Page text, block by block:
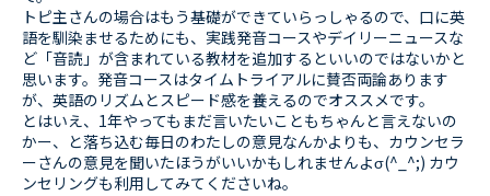
トピ主さんの場合はもう基礎ができていらっしゃるので、口に英
語を馴染ませるためにも、実践発音コースやデイリーニュースな
ど「音読」が含まれている教材を追加するといいのではないかと
思います。発音コースはタイムトライアルに賛否両論あります
が、英語のリズムとスピード感を養えるのでオススメです。
とはいえ、1年やってもまだ言いたいこともちゃんと言えないの
かー、と落ち込む毎日のわたしの意見なんかよりも、カウンセラ
ーさんの意見を聞いたほうがいいかもしれませんよσ(^_^;) カウ
ンセリングも利用してみてくださいね。